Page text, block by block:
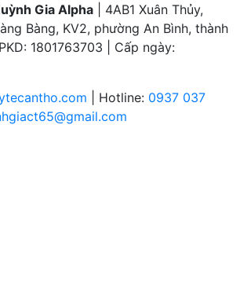
Gia Alpha | 4AB1 Xuân Thủy,
Bàng, KV2, phường An Bình, thành
1801763703 | Cấp ngày:
| Hotline: 0937 037